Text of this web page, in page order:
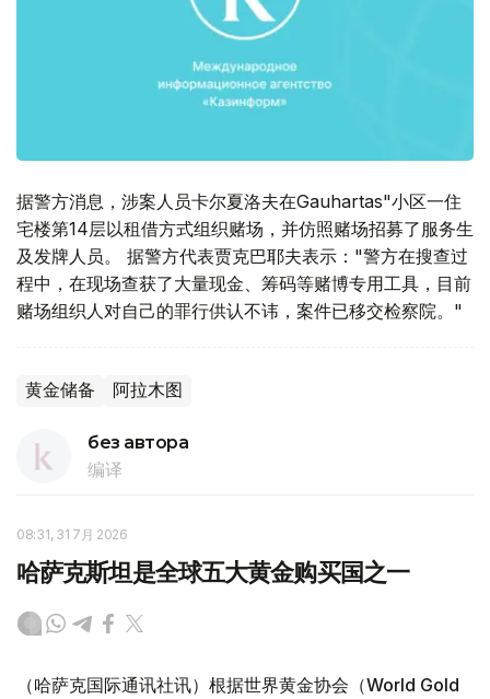
据警方消息，涉案人员卡尔夏洛夫在Gauhartas"小区一住
宅楼第14层以租借方式组织赌场，并仿照赌场招募了服务生
及发牌人员。 据警方代表贾克巴耶夫表示："警方在搜查过
程中，在现场查获了大量现金、筹码等赌博专用工具，目前
赌场组织人对自己的罪行供认不讳，案件已移交检察院。"
黄金储备 阿拉木图
без автора
编译
08:31, 31 7月 2026
哈萨克斯坦是全球五大黄金购买国之一
（哈萨克国际通讯社讯）根据世界黄金协会（World Gold